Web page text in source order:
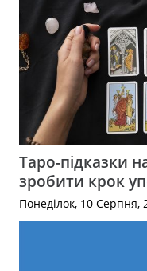
Таро-підказки
зробити крок
Понеділок, 10 Серпня,